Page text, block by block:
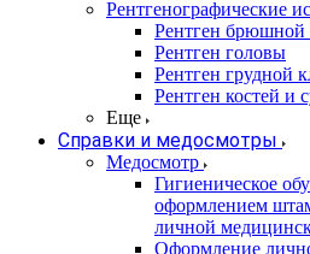
Рентгенографические
Рентген брюшной
Рентген головы
Рентген грудной
Рентген костей и
Еще
Справки и медосмотры
Медосмотр
Гигиеническое
оформлением
личной
Оформление